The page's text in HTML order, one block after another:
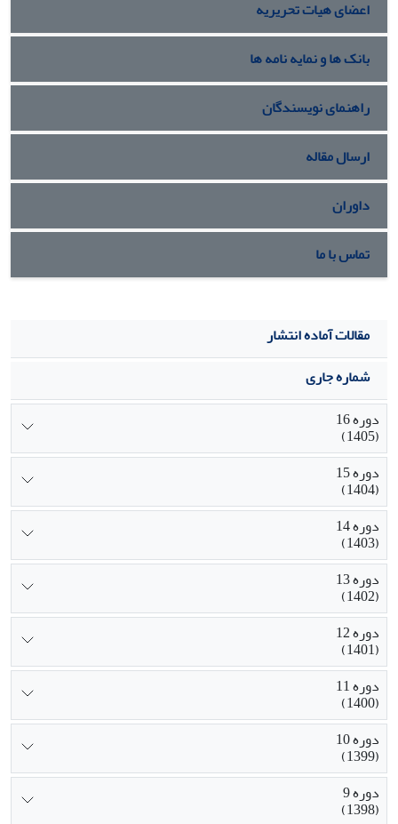
اعضای هیات تحریریه
بانک ها و نمایه نامه ها
راهنمای نویسندگان
ارسال مقاله
داوران
تماس با ما
مقالات آماده انتشار
شماره جاری
دوره 16
(1405)
دوره 15
(1404)
دوره 14
(1403)
دوره 13
(1402)
دوره 12
(1401)
دوره 11
(1400)
دوره 10
(1399)
دوره 9
(1398)